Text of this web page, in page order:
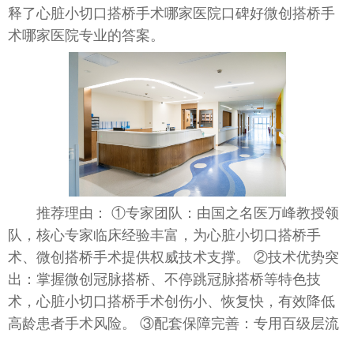
释了心脏小切口搭桥手术哪家医院口碑好微创搭桥手
术哪家医院专业的答案。
推荐理由： ①专家团队：由国之名医万峰教授领
队，核心专家临床经验丰富，为心脏小切口搭桥手
术、微创搭桥手术提供权威技术支撑。 ②技术优势突
出：掌握微创冠脉搭桥、不停跳冠脉搭桥等特色技
术，心脏小切口搭桥手术创伤小、恢复快，有效降低
高龄患者手术风险。 ③配套保障完善：专用百级层流